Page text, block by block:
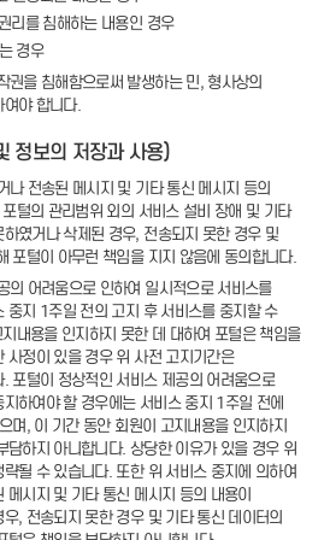
리를 침해하는 내용인 경우
경우
을 침해함으로써 발생하는 민, 형사상의
야 합니다.
정보의 저장과 사용)
전송된 메시지 및 기타 통신 메시지 등의
털의 관리범위 외의 서비스 설비 장애 및 기타
였거나 삭제된 경우, 전송되지 못한 경우 및
포털이 아무런 책임을 지지 않음에 동의합니다.
어려움으로 인하여 일시적으로 서비스를
중지 1주일 전의 고지 후 서비스를 중지할 수
내용을 인지하지 못한 데 대하여 포털은 책임을
사정이 있을 경우 위 사전 고지기간은
포털이 정상적인 서비스 제공의 어려움으로
하여야 할 경우에는 서비스 중지 1주일 전에
며, 이 기간 동안 회원이 고지내용을 인지하지
담하지 아니합니다. 상당한 이유가 있을 경우 위
될 수 있습니다. 또한 위 서비스 중지에 의하여
시지 및 기타 통신 메시지 등의 내용이
, 전송되지 못한 경우 및 기타 통신 데이터의